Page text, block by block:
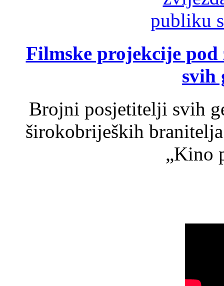
Filmske projekcije
svih
Brojni posjetitelji svih
širokobrijeških
„Kino